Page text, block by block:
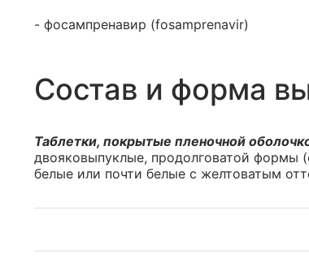
- фосампренавир (fosamprenavir)
Состав и форма
Таблетки, покрытые пленочной
двояковыпуклые, продолговатой формы
белые или почти белые с желтоватым